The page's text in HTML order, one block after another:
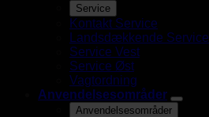
Service
Kontakt Service
Landsdækkende Service
Service Vest
Service Øst
Vagtordning
Anvendelsesområder
Anvendelsesområder